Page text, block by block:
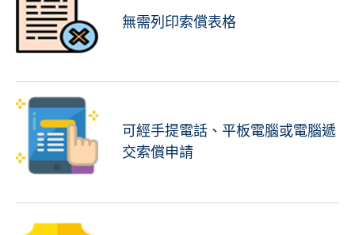
無需列印索償表格
可經手提電話、平板電腦或電腦遞
交索償申請